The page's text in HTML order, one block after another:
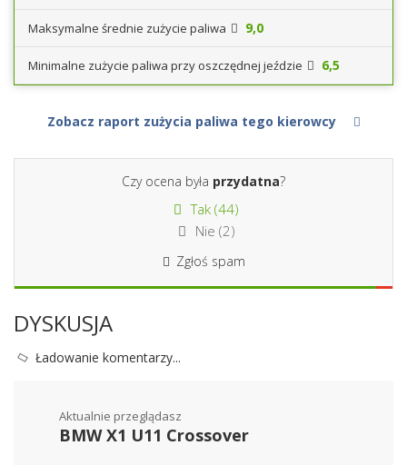
Maksymalne średnie zużycie paliwa 9,0
Minimalne zużycie paliwa przy oszczędnej jeździe 6,5
Zobacz raport zużycia paliwa tego kierowcy
Czy ocena była przydatna?
Tak (44)
Nie (2)
Zgłoś spam
DYSKUSJA
Ładowanie komentarzy...
Aktualnie przeglądasz
BMW X1 U11 Crossover